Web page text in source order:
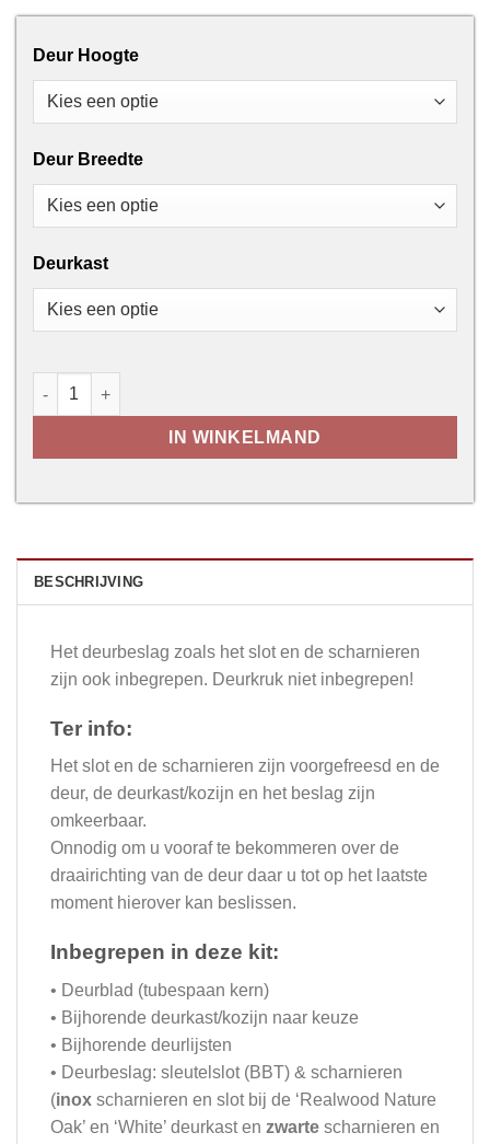
Deur Hoogte
Deur Breedte
Deurkast
Candela Marble aantal
IN WINKELMAND
BESCHRIJVING
Het deurbeslag zoals het slot en de scharnieren
zijn ook inbegrepen. Deurkruk niet inbegrepen!
Ter info:
Het slot en de scharnieren zijn voorgefreesd en de
deur, de deurkast/kozijn en het beslag zijn
omkeerbaar.
Onnodig om u vooraf te bekommeren over de
draairichting van de deur daar u tot op het laatste
moment hierover kan beslissen.
Inbegrepen in deze kit:
• Deurblad (tubespaan kern)
• Bijhorende deurkast/kozijn naar keuze
• Bijhorende deurlijsten
• Deurbeslag: sleutelslot (BBT) & scharnieren
(inox scharnieren en slot bij de ‘Realwood Nature
Oak’ en ‘White’ deurkast en zwarte scharnieren en